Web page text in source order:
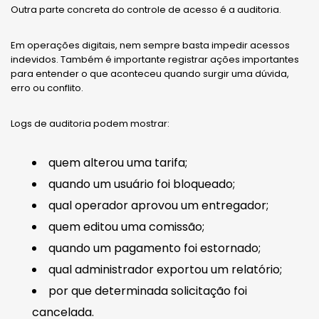
Outra parte concreta do controle de acesso é a auditoria.
Em operações digitais, nem sempre basta impedir acessos
indevidos. Também é importante registrar ações importantes
para entender o que aconteceu quando surgir uma dúvida,
erro ou conflito.
Logs de auditoria podem mostrar:
quem alterou uma tarifa;
quando um usuário foi bloqueado;
qual operador aprovou um entregador;
quem editou uma comissão;
quando um pagamento foi estornado;
qual administrador exportou um relatório;
por que determinada solicitação foi
cancelada.